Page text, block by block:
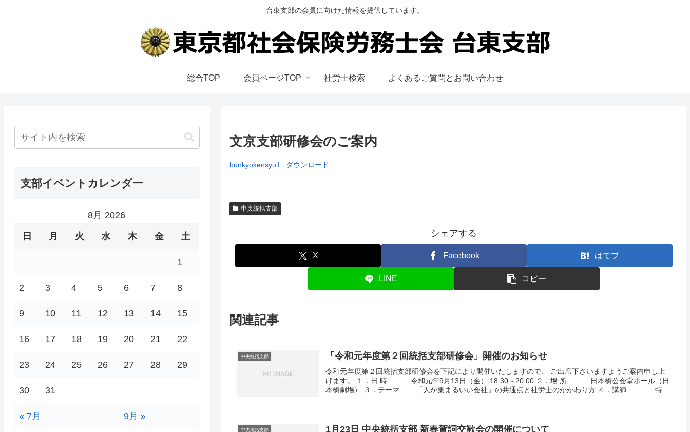
台東支部の会員に向けた情報を提供しています。
総合TOP 会員ページTOP 社労士検索 よくあるご質問とお問い合わせ
文京支部研修会のご案内
bunkyokensyu1 ダウンロード
中央統括支部
シェアする
X Facebook はてブ
LINE コピー
関連記事
中央統括支部 「令和元年度第２回統括支部研修会」開催のお知らせ
令和元年度第２回統括支部研修会を下記により開催いたしますので、 ご出席下さいますようご案内申し上
げます。 １．日 時 令和元年9月13日（金） 18:30～20:00 ２．場 所 日本橋公会堂ホール（日
本橋劇場） ３．テーマ 「人が集まるいい会社」の共通点と社労士のかかわり方 ４．講師 特定
中央統括支部 1月23日 中央統括支部 新春賀詞交歓会の開催について
支部イベントカレンダー
8月 2026
日 月 火 水 木 金 土
1
2 3 4 5 6 7 8
9 10 11 12 13 14 15
16 17 18 19 20 21 22
23 24 25 26 27 28 29
30 31
« 7月 9月 »